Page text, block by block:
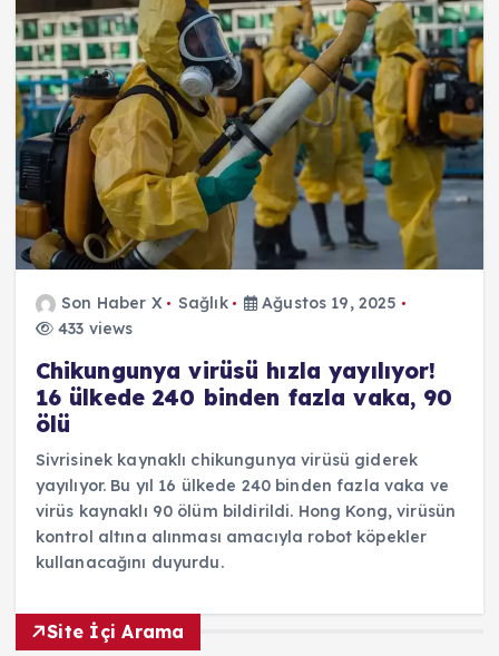
Son Haber X Sağlık
Ağustos 19, 2025
433 views
Chikungunya virüsü hızla yayılıyor!
16 ülkede 240 binden fazla vaka, 90
ölü
Sivrisinek kaynaklı chikungunya virüsü giderek
yayılıyor. Bu yıl 16 ülkede 240 binden fazla vaka ve
virüs kaynaklı 90 ölüm bildirildi. Hong Kong, virüsün
kontrol altına alınması amacıyla robot köpekler
kullanacağını duyurdu.
Site İçi Arama